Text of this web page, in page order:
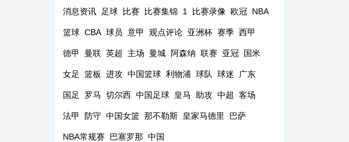
消息资讯 足球 比赛 比赛集锦 1 比赛录像 欧冠 NBA
篮球 CBA 球员 意甲 观点评论 亚洲杯 赛季 西甲
德甲 曼联 英超 主场 曼城 阿森纳 联赛 亚冠 国米
女足 篮板 进攻 中国篮球 利物浦 球队 球迷 广东
国足 罗马 切尔西 中国足球 皇马 助攻 中超 客场
法甲 防守 中国女篮 那不勒斯 皇家马德里 巴萨
NBA常规赛 巴塞罗那 中国